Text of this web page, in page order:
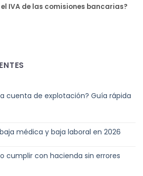
IVA de las comisiones bancarias?
cuenta de explotación? Guía rápida
médica y baja laboral en 2026
cumplir con hacienda sin errores